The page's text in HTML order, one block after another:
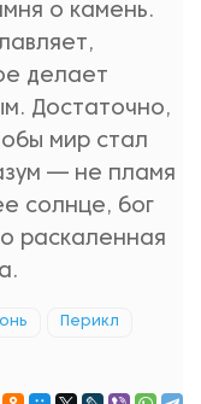
о камень.
делает
Достаточно,
мир стал
— не пламя
солнце, бог
раскаленная
Перикл